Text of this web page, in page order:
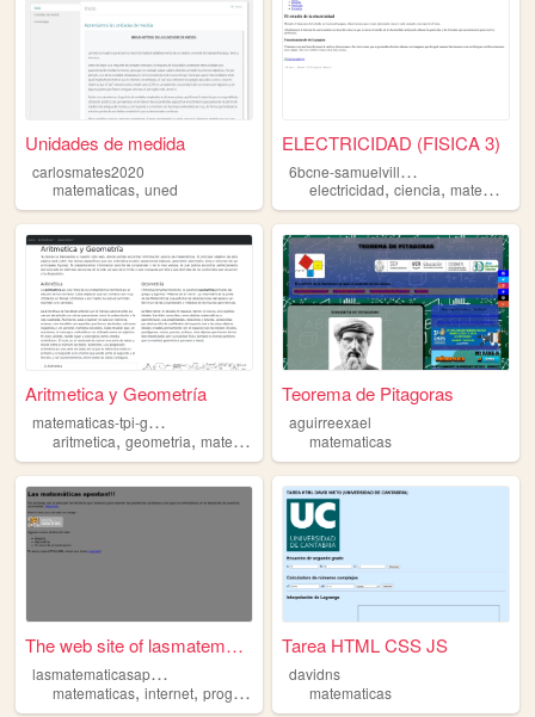
Unidades de medida
carlosmates2020
matematicas, uned
ELECTRICIDAD (FISICA 3)
6
bcne-samuelvillalpandogamino
electricidad,ciencia,matematicas
Aritmetica y Geometría
m
atematicas-tpi-grupo13
aritmetica,geometria, matematicas
Teorema de Pitagoras
aguirreexael
matematicas
The web site of lasmatematic...
l
asmatematicasapestan
matematicas,internet, programacion
Tarea HTML CSS JS
davidns
matematicas